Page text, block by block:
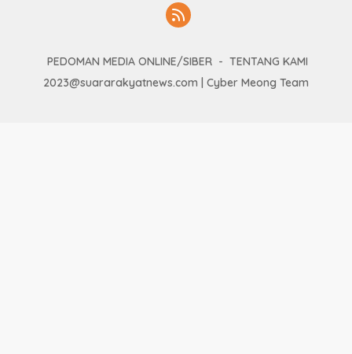
PEDOMAN MEDIA ONLINE/SIBER
TENTANG KAMI
2023@suararakyatnews.com | Cyber Meong Team